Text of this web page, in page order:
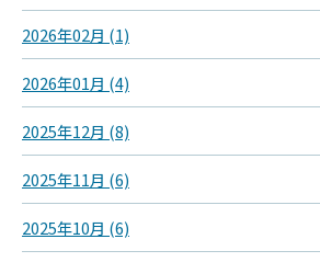
2026年02月 (1)
2026年01月 (4)
2025年12月 (8)
2025年11月 (6)
2025年10月 (6)